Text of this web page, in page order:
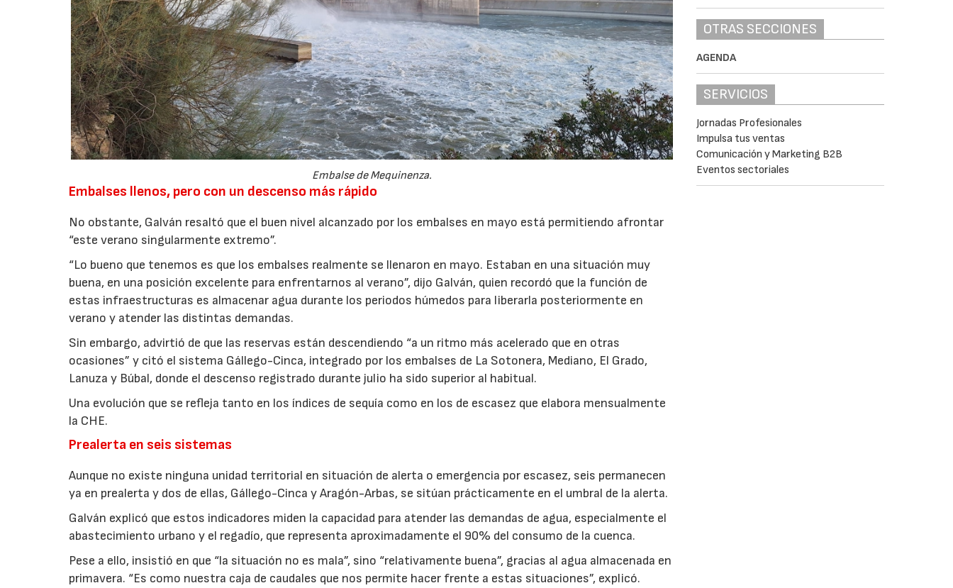
Embalse de Mequinenza.
Embalses llenos, pero con un descenso más rápido
No obstante, Galván resaltó que el buen nivel alcanzado por los embalses en mayo está permitiendo afrontar
“este verano singularmente extremo”.
“Lo bueno que tenemos es que los embalses realmente se llenaron en mayo. Estaban en una situación muy
buena, en una posición excelente para enfrentarnos al verano”, dijo Galván, quien recordó que la función de
estas infraestructuras es almacenar agua durante los periodos húmedos para liberarla posteriormente en
verano y atender las distintas demandas.
Sin embargo, advirtió de que las reservas están descendiendo “a un ritmo más acelerado que en otras
ocasiones” y citó el sistema Gállego-Cinca, integrado por los embalses de La Sotonera, Mediano, El Grado,
Lanuza y Búbal, donde el descenso registrado durante julio ha sido superior al habitual.
Una evolución que se refleja tanto en los índices de sequía como en los de escasez que elabora mensualmente
la CHE.
Prealerta en seis sistemas
Aunque no existe ninguna unidad territorial en situación de alerta o emergencia por escasez, seis permanecen
ya en prealerta y dos de ellas, Gállego-Cinca y Aragón-Arbas, se sitúan prácticamente en el umbral de la alerta.
Galván explicó que estos indicadores miden la capacidad para atender las demandas de agua, especialmente el
abastecimiento urbano y el regadío, que representa aproximadamente el 90% del consumo de la cuenca.
Pese a ello, insistió en que “la situación no es mala”, sino “relativamente buena”, gracias al agua almacenada en
primavera. “Es como nuestra caja de caudales que nos permite hacer frente a estas situaciones”, explicó.
OTRAS SECCIONES
AGENDA
SERVICIOS
Jornadas Profesionales
Impulsa tus ventas
Comunicación y Marketing B2B
Eventos sectoriales